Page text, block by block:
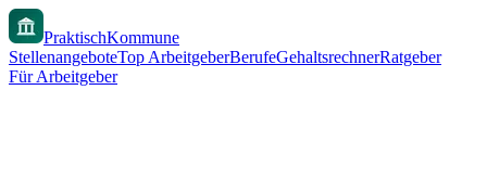
PraktischKommune
StellenangeboteTop ArbeitgeberBerufeGehaltsrechnerRatgeber
Für Arbeitgeber